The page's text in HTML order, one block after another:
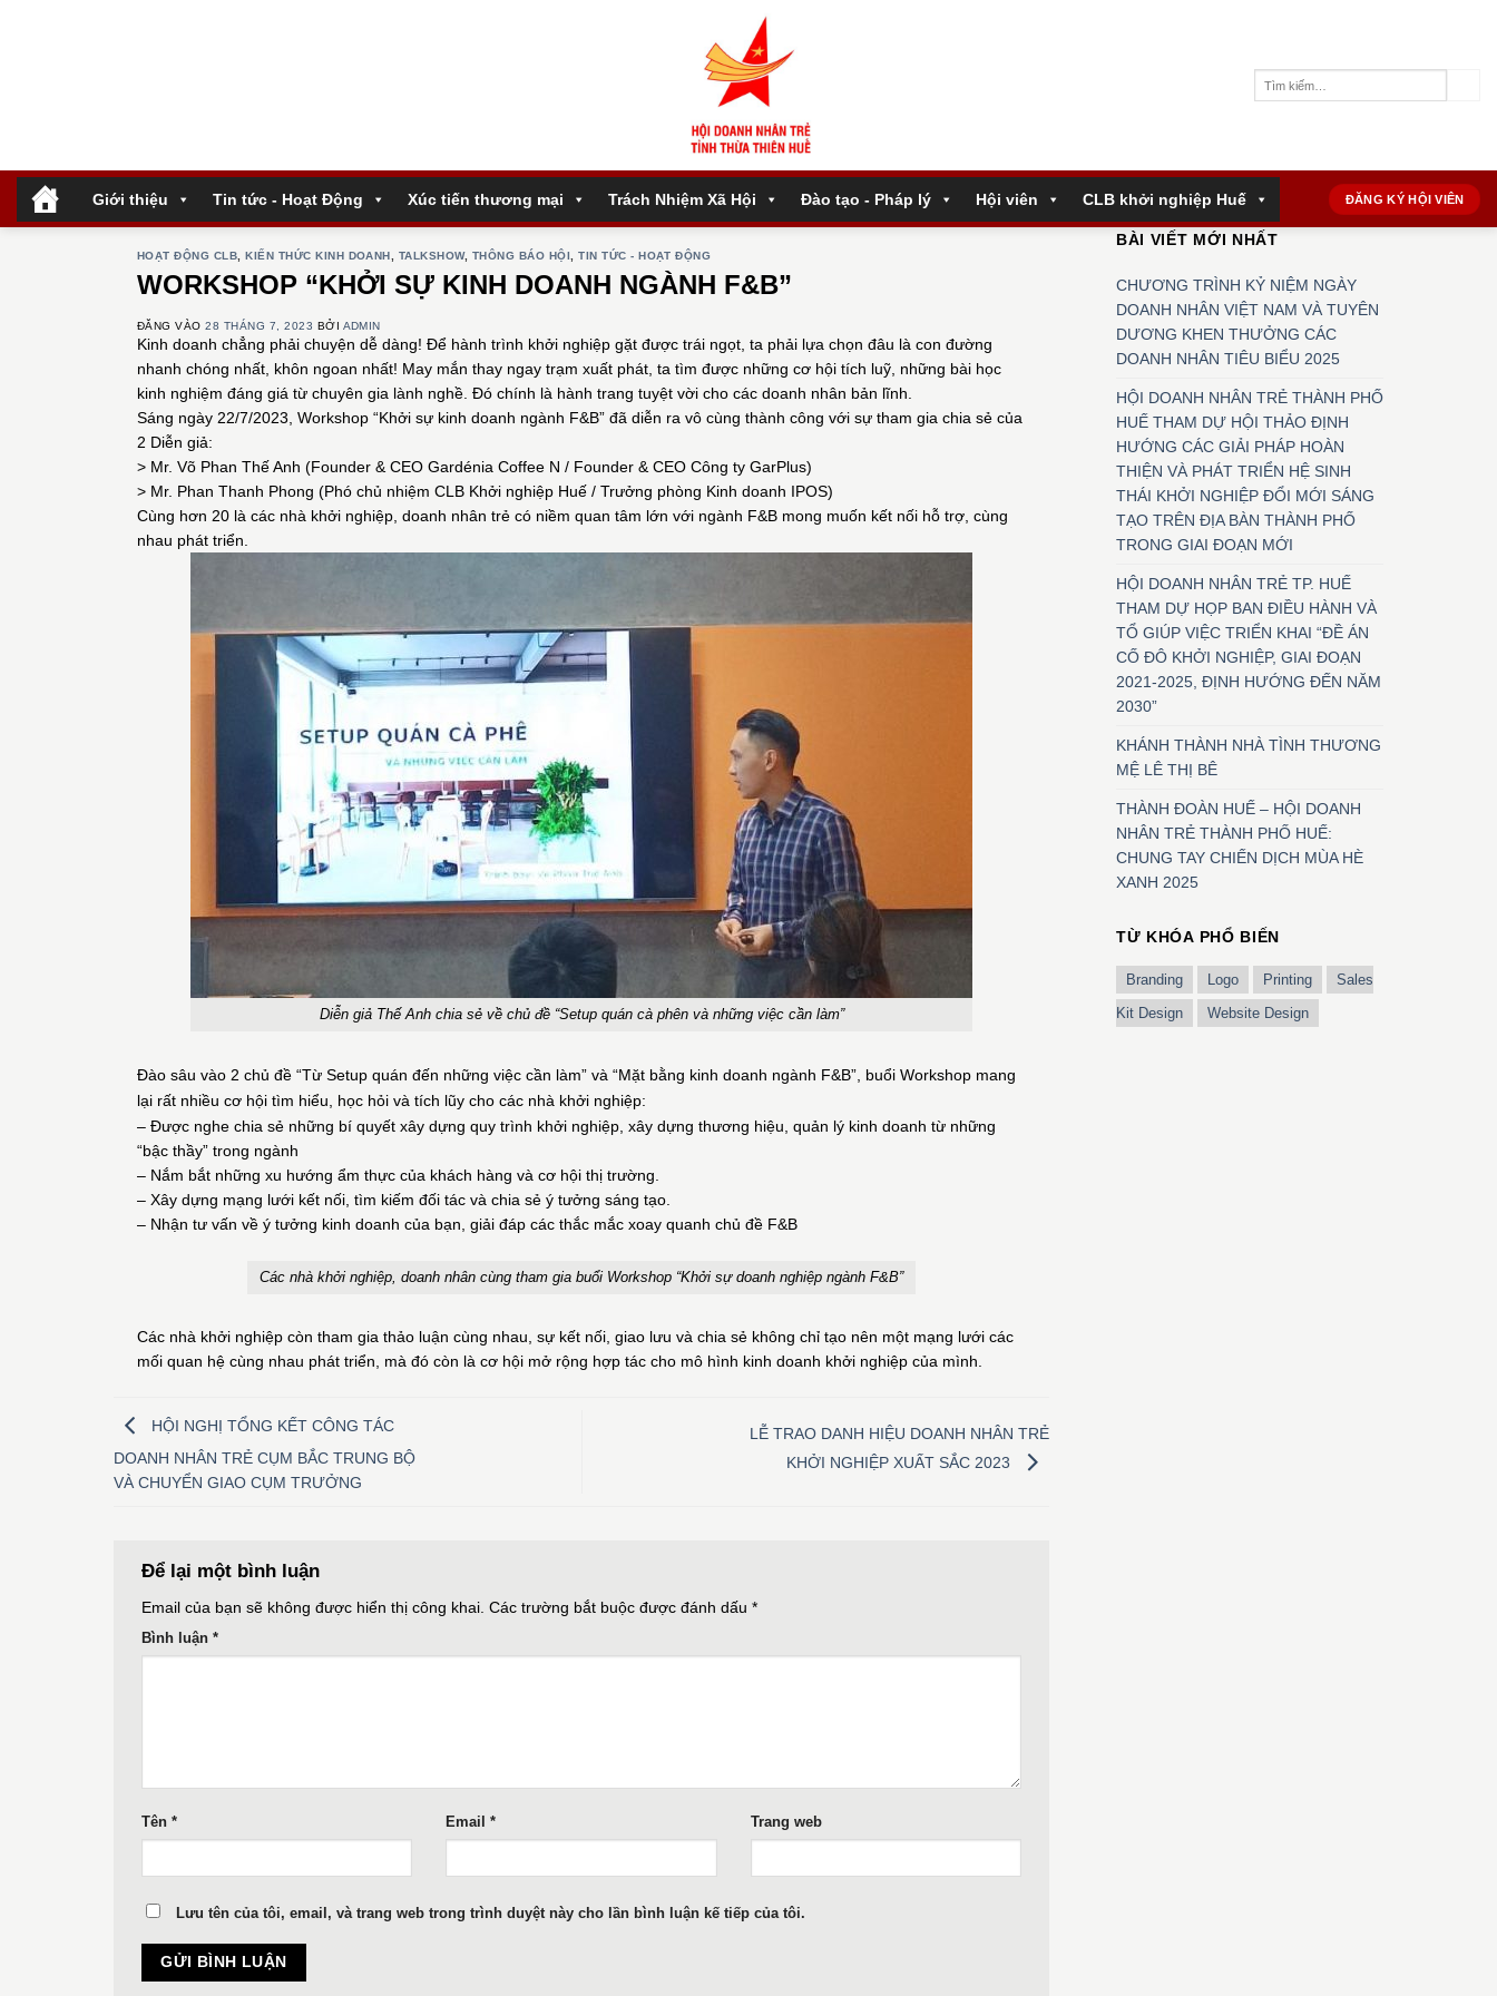
Giới thiệu Tin tức - Hoạt Động Xúc tiến thương mại Trách Nhiệm Xã Hội Đào tạo - Pháp lý Hội viên CLB khởi nghiệp Huế ĐĂNG KÝ HỘI VIÊN
HOẠT ĐỘNG CLB ,KIẾN THỨC KINH DOANH TALKSHOW, THÔNG BÁO HỘI ,TIN TỨC - HOẠT ĐỘNG
WORKSHOP “KHỞI SỰ KINH DOANH NGÀNH F&B”
ĐĂNG VÀO28 THÁNG 7, 2023 BỞI ADMIN
Kinh doanh chẳng phải chuyện dễ dàng! Để hành trình khởi nghiệp gặt được trái ngọt, ta phải lựa chọn đâu là con đường
nhanh chóng nhất, khôn ngoan nhất! May mắn thay ngay trạm xuất phát, ta tìm được những cơ hội tích luỹ, những bài học
kinh nghiệm đáng giá từ chuyên gia lành nghề. Đó chính là hành trang tuyệt vời cho các doanh nhân bản lĩnh.
Sáng ngày 22/7/2023, Workshop “Khởi sự kinh doanh ngành F&B” đã diễn ra vô cùng thành công với sự tham gia chia sẻ của
2 Diễn giả:
> Mr. Võ Phan Thế Anh (Founder & CEO Gardénia Coffee N / Founder & CEO Công ty GarPlus)
> Mr. Phan Thanh Phong (Phó chủ nhiệm CLB Khởi nghiệp Huế / Trưởng phòng Kinh doanh IPOS)
Cùng hơn 20 là các nhà khởi nghiệp, doanh nhân trẻ có niềm quan tâm lớn với ngành F&B mong muốn kết nối hỗ trợ, cùng
nhau phát triển.
Diễn giả Thế Anh chia sẻ về chủ đề “Setup quán cà phên và những việc cần làm”
Đào sâu vào 2 chủ đề “Từ Setup quán đến những việc cần làm” và “Mặt bằng kinh doanh ngành F&B”, buổi Workshop mang
lại rất nhiều cơ hội tìm hiểu, học hỏi và tích lũy cho các nhà khởi nghiệp:
–Được nghe chia sẻ những bí quyết xây dựng quy trình khởi nghiệp, xây dựng thương hiệu, quản lý kinh doanh từ những
“bậc thầy” trong ngành
– Nắm bắt những xu hướng ẩm thực của khách hàng và cơ hội thị trường.
– Xây dựng mạng lưới kết nối, tìm kiếm đối tác và chia sẻ ý tưởng sáng tạo.
– Nhận tư vấn về ý tưởng kinh doanh của bạn, giải đáp các thắc mắc xoay quanh chủ đề F&B
Các nhà khởi nghiệp, doanh nhân cùng tham gia buổi Workshop “Khởi sự doanh nghiệp ngành F&B”
Các nhà khởi nghiệp còn tham gia thảo luận cùng nhau, sự kết nối, giao lưu và chia sẻ không chỉ tạo nên một mạng lưới các
mối quan hệ cùng nhau phát triển, mà đó còn là cơ hội mở rộng hợp tác cho mô hình kinh doanh khởi nghiệp của mình.
HỘI NGHỊ TỔNG KẾT CÔNG TÁC
DOANH NHÂN TRẺ CỤM BẮC TRUNG BỘ
VÀ CHUYỂN GIAO CỤM TRƯỞNG
LỄ TRAO DANH HIỆU DOANH NHÂN TRẺ
KHỞI NGHIỆP XUẤT SẮC 2023
Để lại một bình luận
Email của bạn sẽ không được hiển thị công khai. Các trường bắt buộc được đánh dấu *
Bình luận *
Tên * Email* Trang web
Lưu tên của tôi, email, và trang web trong trình duyệt này cho lần bình luận kế tiếp của tôi.
BÀI VIẾT MỚI NHẤT
CHƯƠNG TRÌNH KỶ NIỆM NGÀY
DOANH NHÂN VIỆT NAM VÀ TUYÊN
DƯƠNG KHEN THƯỞNG CÁC
DOANH NHÂN TIÊU BIỂU 2025
HỘI DOANH NHÂN TRẺ THÀNH PHỐ
HUẾ THAM DỰ HỘI THẢO ĐỊNH
HƯỚNG CÁC GIẢI PHÁP HOÀN
THIỆN VÀ PHÁT TRIỂN HỆ SINH
THÁI KHỞI NGHIỆP ĐỔI MỚI SÁNG
TẠO TRÊN ĐỊA BÀN THÀNH PHỐ
TRONG GIAI ĐOẠN MỚI
HỘI DOANH NHÂN TRẺ TP. HUẾ
THAM DỰ HỌP BAN ĐIỀU HÀNH VÀ
TỔ GIÚP VIỆC TRIỂN KHAI “ĐỀ ÁN
CỐ ĐÔ KHỞI NGHIỆP, GIAI ĐOẠN
2021-2025, ĐỊNH HƯỚNG ĐẾN NĂM
2030”
KHÁNH THÀNH NHÀ TÌNH THƯƠNG
MỆ LÊ THỊ BÊ
THÀNH ĐOÀN HUẾ – HỘI DOANH
NHÂN TRẺ THÀNH PHỐ HUẾ:
CHUNG TAY CHIẾN DỊCH MÙA HÈ
XANH 2025
TỪ KHÓA PHỔ BIẾN
Branding Logo Printing
Sales
Kit Design
Website Design